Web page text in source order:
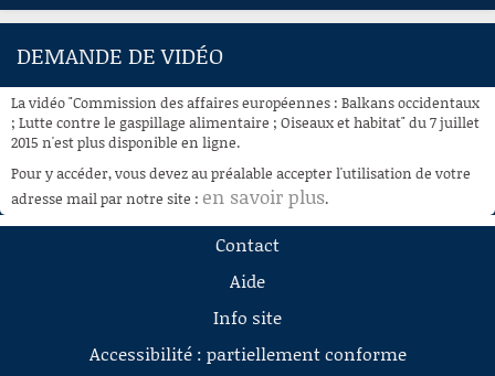
ACCUEIL
À LA DEMANDE
RECHERCHE
AIDE À LA DÉCOUPE
DE VIDÉOS
DEMANDE DE VIDÉO
La vidéo "Commission des affaires européennes : Balkans occidentaux
; Lutte contre le gaspillage alimentaire ; Oiseaux et habitat" du 7 juillet
2015 n'est plus disponible en ligne.
Pour y accéder, vous devez au préalable accepter l'utilisation de votre
adresse mail par notre site : en savoir plus.
Contact
Aide
Info site
Accessibilité : partiellement conforme